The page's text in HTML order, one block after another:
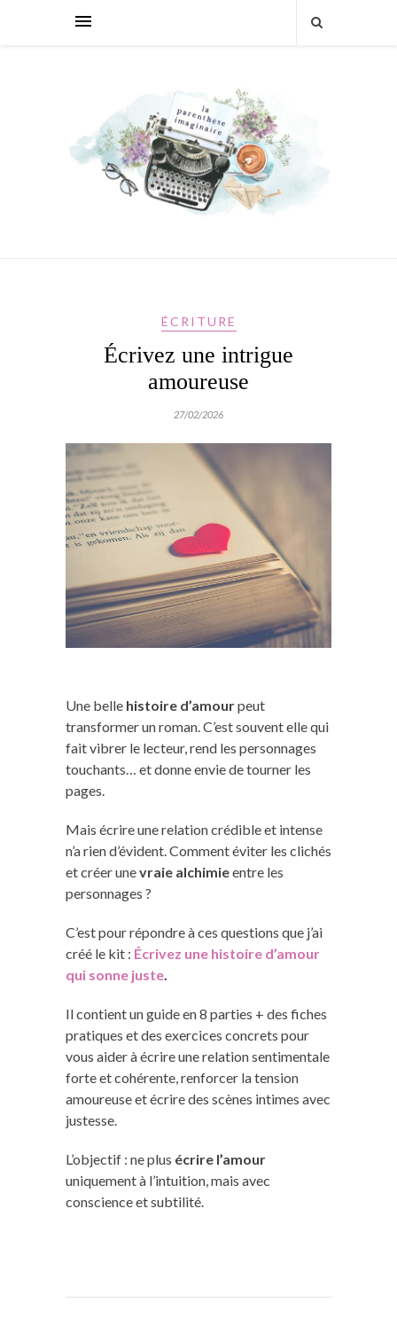
ÉCRITURE
Écrivez une intrigue
amoureuse
27/02/2026
Une belle histoire d’amourpeut
transformer un roman. C’est souvent elle qui
fait vibrer le lecteur, rend les personnages
touchants… et donne envie de tourner les
pages.
Mais écrire une relation crédible et intense
n’a rien d’évident. Comment éviter les clichés
et créer unevraie alchimieentre les
personnages ?
C’est pour répondre à ces questions que j’ai
créé le kit : Écrivez une histoire d’amour
qui sonne juste
Il contient un guide en 8 parties + des fiches
pratiques et des exercices concrets pour
vous aider à écrire une relation sentimentale
forte et cohérente, renforcer la tension
amoureuse et écrire des scènes intimes avec
justesse.
L’objectif : ne plus écrire l’amour
uniquement à l’intuition, mais avec
conscience et subtilité.